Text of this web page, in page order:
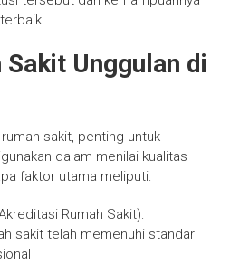
Unggulan di
sakit, penting untuk
dalam menilai kualitas
faktor utama meliputi:
Rumah Sakit):
sakit telah memenuhi standar